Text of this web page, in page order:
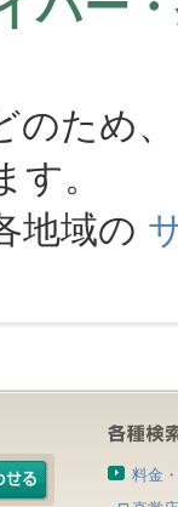
ため
す。
地域の
料金